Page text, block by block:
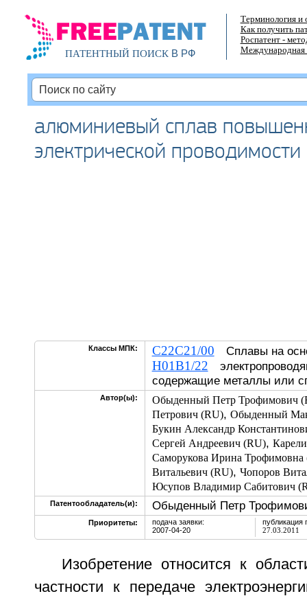
ПАТЕНТНЫЙ ПОИСКВ РФ
Терминология и
Как получить
Роспатент -
Международная
алюминиевый сплав
электрической проводимости
Классы МПК: C22C21/00 Сплавы на
H01B1/22
содержащие металлы или
Автор(ы):
Обыденный Петр Трофимович
Петрович (RU), Обыденный
Букин Александр
Сергей Андреевич (RU),
Саморукова Ирина Трофимовна
Витальевич (RU), Чопоров
Юсупов Владимир Сабитович
Патентообладатель(и): Обыденный Петр
Приоритеты:
подача заявки:
2007-04-20
публикация
27.03.2011
Изобретение относится к
частности к передаче